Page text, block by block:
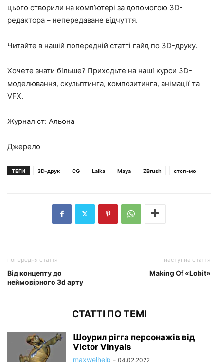
цього створили на комп’ютері за допомогою 3D-
редактора – непередаване відчуття.
Читайте в нашій попередній статті гайд по 3D-друку.
Хочете знати більше? Приходьте на наші курси 3D-
моделювання, скульптинга, композитинга, анімації та
VFX.
Журналіст: Альона
Джерело
ТЕГИ 3D-друк CG Laika Maya ZBrush стоп-мо
попередня стаття
Від концепту до
неймовірного 3d арту
наступна стаття
Making Of «Lobit»
СТАТТІ ПО ТЕМІ
Шоурил рігга персонажів від
Victor Vinyals
maxwelhelp - 04.02.2022